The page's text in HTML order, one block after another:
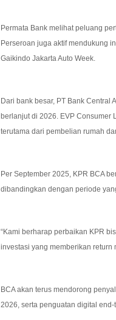
Permata Bank melihat peluang
Perseroan juga aktif mendukung
Gaikindo Jakarta Auto Week.
Dari bank besar, PT Bank Central
berlanjut di 2026. EVP Consumer
terutama dari pembelian rumah
Per September 2025, KPR BCA
dibandingkan dengan periode
“Kami berharap perbaikan KPR
investasi yang memberikan return
BCA akan terus mendorong
2026, serta penguatan digital